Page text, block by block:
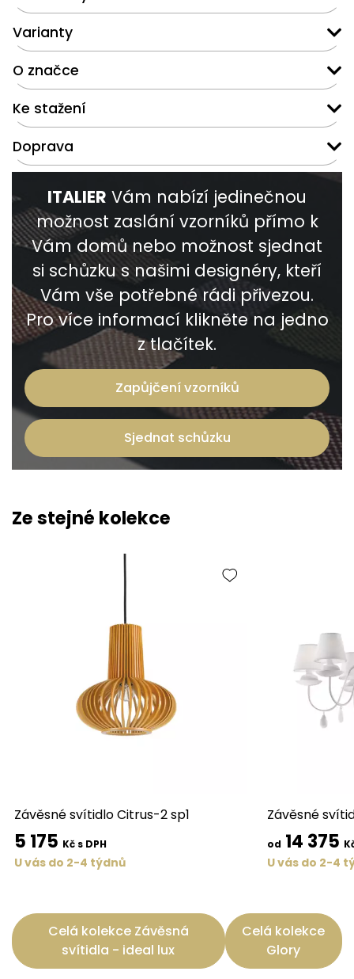
Varianty
O značce
Ke stažení
Doprava
ITALIER Vám nabízí jedinečnou
možnost zaslání vzorníků přímo k
Vám domů nebo možnost sjednat
si schůzku s našimi designéry, kteří
Vám vše potřebné rádi přivezou.
Pro více informací klikněte na jedno
z tlačítek.
Zapůjčení vzorníků
Sjednat schůzku
Ze stejné kolekce
Závěsné svítidlo Citrus-2 sp1
5 175 Kč s DPH
U vás do 2-4 týdnů
Závěsné
od 14 375
U vás do 2-4
Celá kolekce Závěsná
svítidla - ideal lux
Celá kolekce
Glory